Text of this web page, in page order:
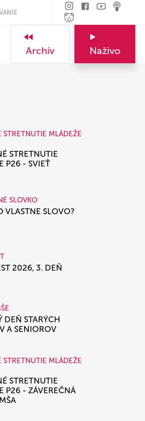
Archív Naživo
STRETNUTIE MLÁDEŽE
STRETNUTIE
P26 - SVIEŤ
SLOVKO
VLASTNE SLOVO?
2026, 3. DEŇ
DEŇ STARÝCH
A SENIOROV
STRETNUTIE MLÁDEŽE
STRETNUTIE
P26 - ZÁVEREČNÁ